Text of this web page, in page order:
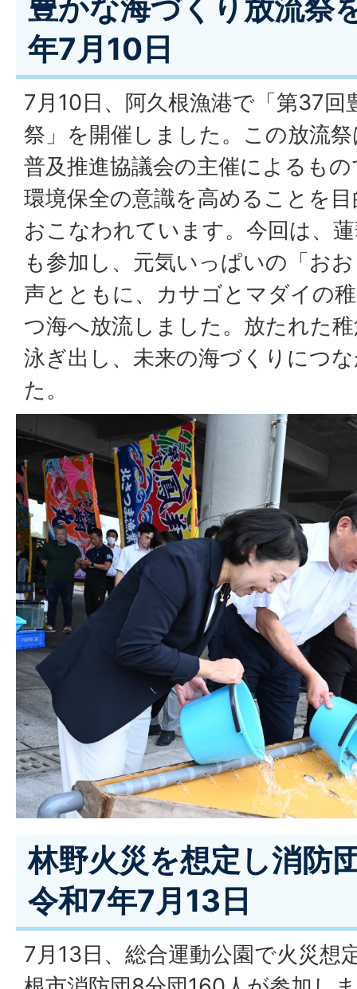
豊かな海づくり放流祭
年7月10日
7月10日、阿久根漁港で「第37回
祭」を開催しました。この放流
普及推進協議会の主催によるも
環境保全の意識を高めることを
おこなわれています。今回は、
も参加し、元気いっぱいの「お
声とともに、カサゴとマダイの
つ海へ放流しました。放たれた
泳ぎ出し、未来の海づくりにつ
た。
林野火災を想定し消防
令和7年7月13日
7月13日、総合運動公園で火災想